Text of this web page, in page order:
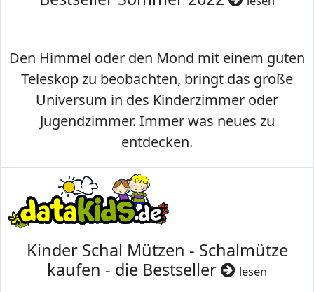
Den Himmel oder den Mond mit einem guten
Teleskop zu beobachten, bringt das große
Universum in des Kinderzimmer oder
Jugendzimmer. Immer was neues zu
entdecken.
Kinder Schal Mützen - Schalmütze
kaufen - die Bestseller
lesen